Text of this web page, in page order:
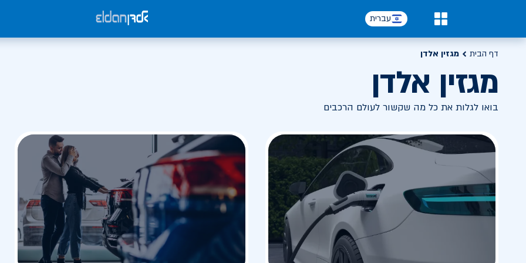
עברית
דף הבית מגזין אלדן
מגזין אלדן
בואו לגלות את כל מה שקשור לעולם הרכבים